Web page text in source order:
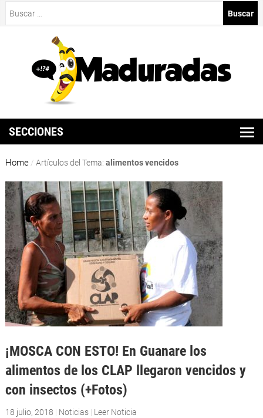
SECCIONES
Home / Artículos del Tema: alimentos vencidos
¡MOSCA CON ESTO! En Guanare los
alimentos de los CLAP llegaron vencidos y
con insectos (+Fotos)
18 julio, 2018 | Noticias | Leer Noticia